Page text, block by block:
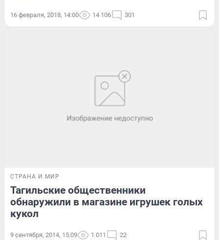
16 февраля, 2018, 14:00 14 106 301
СТРАНА И МИР
Тагильские общественники
обнаружили в магазине игрушек голых
кукол
9 сентября, 2014, 15:09 1 011 22